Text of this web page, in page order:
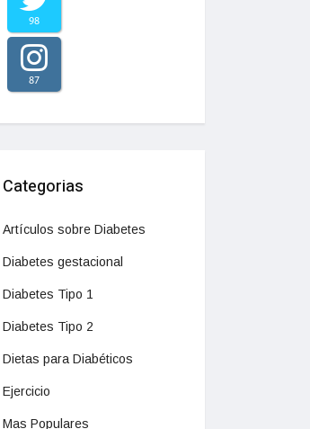
98
87
Categorias
Artículos sobre Diabetes
Diabetes gestacional
Diabetes Tipo 1
Diabetes Tipo 2
Dietas para Diabéticos
Ejercicio
Mas Populares